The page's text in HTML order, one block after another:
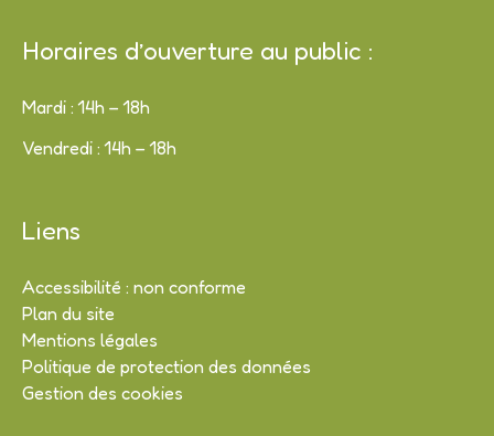
Horaires d’ouverture au public :
Mardi : 14h – 18h
Vendredi : 14h – 18h
Liens
Accessibilité : non conforme
Plan du site
Mentions légales
Politique de protection des données
Gestion des cookies